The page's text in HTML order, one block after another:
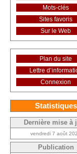
Mots-clés
Sites favoris
Sur le Web
Plan du site
Lettre
Connexion
Statistiques
Dernière mise à
vendredi 7 août
Publication